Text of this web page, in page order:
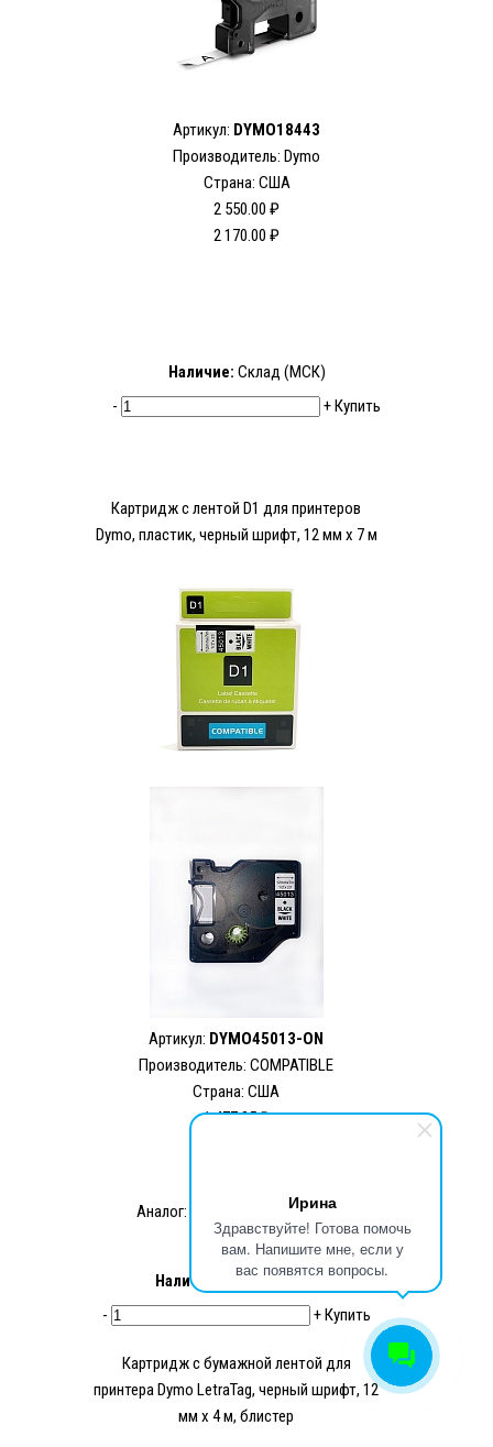
Ирина
Здравствуйте! Готова помочь
вам. Напишите мне, если у
вас появятся вопросы.
Артикул: DYMO18443
Производитель: Dymo
Страна: США
2 550.00 ₽
2 170.00 ₽
Наличие: Склад (МСК)
-
+Купить
Картридж с лентой D1 для принтеров
Dymo, пластик, черный шрифт, 12 мм х 7 м
Артикул: DYMO45013-ON
Производитель: COMPATIBLE
Страна: США
1 477.35 ₽
Аналог: DYMO45013/S0720530
Наличие:
Нет в наличии
-
+Купить
Картридж с бумажной лентой для
принтера Dymo LetraTag, черный шрифт, 12
мм х 4 м, блистер